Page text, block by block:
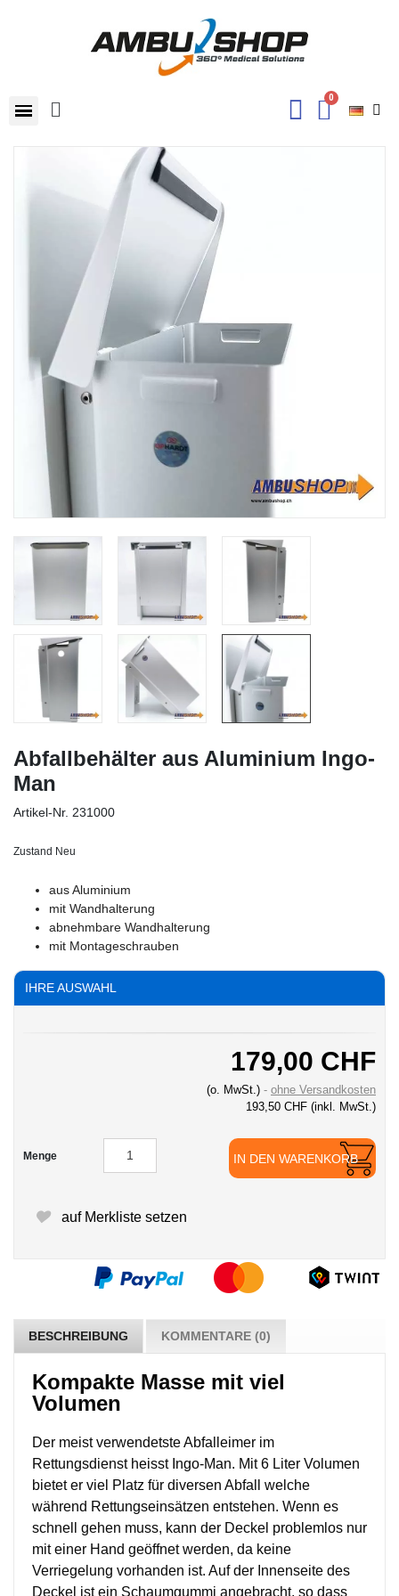
Abfallbehälter aus Aluminium Ingo-
Man
Artikel-Nr. 231000
Zustand Neu
aus Aluminium
mit Wandhalterung
abnehmbare Wandhalterung
mit Montageschrauben
IHRE AUSWAHL
179,00 CHF
(o. MwSt.)
ohne Versandkosten
193,50 CHF (inkl. MwSt.)
Menge IN DEN WARENKORB
auf Merkliste setzen
BESCHREIBUNG KOMMENTARE (0)
Kompakte Masse mit viel
Volumen
Der meist verwendetste Abfalleimer im
Rettungsdienst heisst Ingo-Man. Mit 6 Liter Volumen
bietet er viel Platz für diversen Abfall welche
während Rettungseinsätzen entstehen. Wenn es
schnell gehen muss, kann der Deckel problemlos nur
mit einer Hand geöffnet werden, da keine
Verriegelung vorhanden ist. Auf der Innenseite des
Deckel ist ein Schaumgummi angebracht, so dass